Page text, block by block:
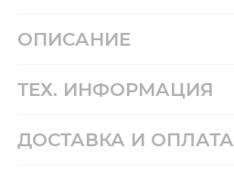
ОПИСАНИЕ
ТЕХ. ИНФОРМАЦИЯ
ДОСТАВКА И ОПЛАТА